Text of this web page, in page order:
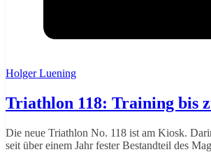
Holger Luening
Triathlon 118: Training bis
Die neue Triathlon No. 118 ist am Kiosk.
seit über einem Jahr fester Bestandteil des